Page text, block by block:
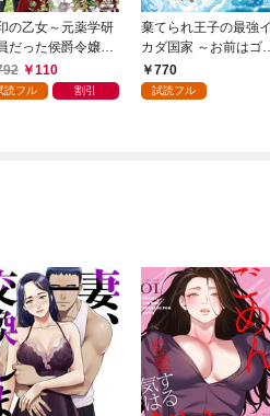
の乙女～元薬学研
だった侯爵令嬢は
辞退してハイヒー
を目指します～ 1
110
読フル 割引
棄てられ王子の最強イ
カダ国家 ～お前はゴ
だと追放されたので、
無駄スキル【リサイク
770
試読フル